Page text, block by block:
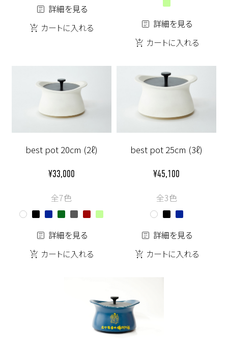
詳細を見る
カートに入れる
詳細を見る
カートに入れる
best pot 20cm (2ℓ)
¥33,000
全7色
詳細を見る
カートに入れる
best pot 25cm (3ℓ)
¥45,100
全3色
詳細を見る
カートに入れる